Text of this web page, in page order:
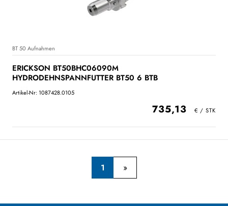
BT 50 Aufnahmen
ERICKSON BT50BHC06090M
HYDRODEHNSPANNFUTTER BT50 6 BTB
Artikel-Nr: 1087428.0105
735,13
1